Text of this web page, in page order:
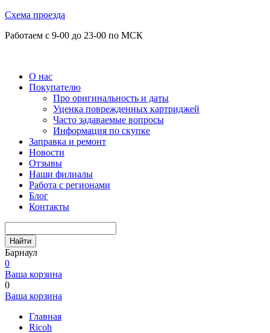
Схема проезда
Работаем с 9-00 до 23-00 по МСК
О нас
Покупателю
Про оригинальность и даты
Уценка поврежденных картриджей
Часто задаваемые вопросы
Информация по скупке
Заправка и ремонт
Новости
Отзывы
Наши филиалы
Работа с регионами
Блог
Контакты
Найти
Барнаул
0
Ваша корзина
0
Ваша корзина
Главная
Ricoh